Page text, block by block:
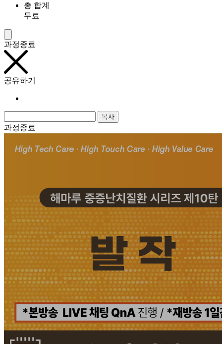
총 합계
무료
과정종료
공유하기
복사
과정종료